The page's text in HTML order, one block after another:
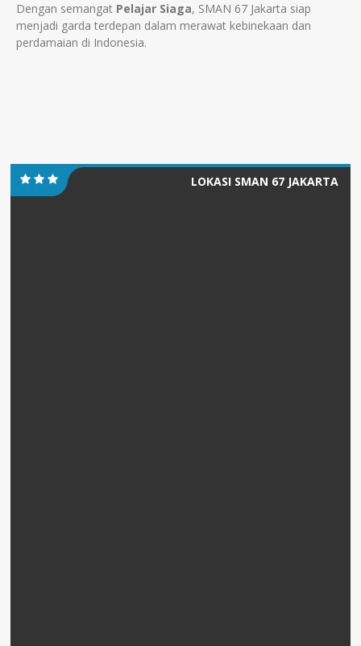
Dengan semangat Pelajar Siaga, SMAN 67 Jakarta siap
menjadi garda terdepan dalam merawat kebinekaan dan
perdamaian di Indonesia.
LOKASI SMAN 67 JAKARTA